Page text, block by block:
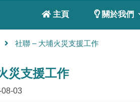
 主頁  關於我們
社聯 – 大埔火災支援工作
災支援工作
03